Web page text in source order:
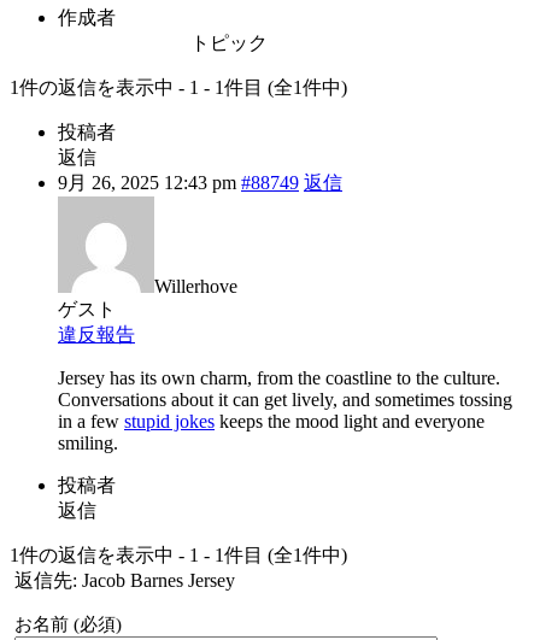
作成者
トピック
1件の返信を表示中 - 1 - 1件目 (全1件中)
投稿者
返信
9月 26, 2025 12:43 pm #88749 返信
Willerhove
ゲスト
違反報告
Jersey has its own charm, from the coastline to the culture.
Conversations about it can get lively, and sometimes tossing
in a few stupid jokes keeps the mood light and everyone
smiling.
投稿者
返信
1件の返信を表示中 - 1 - 1件目 (全1件中)
返信先: Jacob Barnes Jersey
お名前 (必須)